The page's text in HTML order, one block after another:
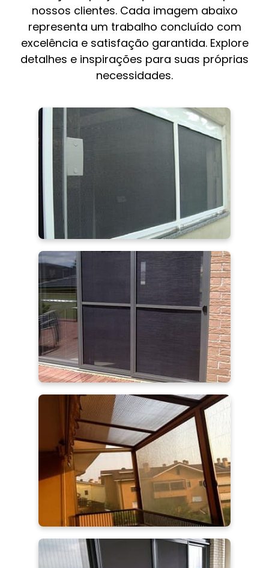
nossos clientes. Cada imagem abaixo
representa um trabalho concluído com
excelência e satisfação garantida. Explore
detalhes e inspirações para suas próprias
necessidades.